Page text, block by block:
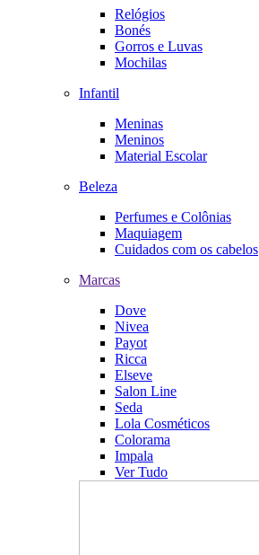
Relógios
Bonés
Gorros e Luvas
Mochilas
Infantil
Meninas
Meninos
Material Escolar
Beleza
Perfumes e Colônias
Maquiagem
Cuidados com os cabelos
Marcas
Dove
Nivea
Payot
Ricca
Elseve
Salon Line
Seda
Lola Cosméticos
Colorama
Impala
Ver Tudo